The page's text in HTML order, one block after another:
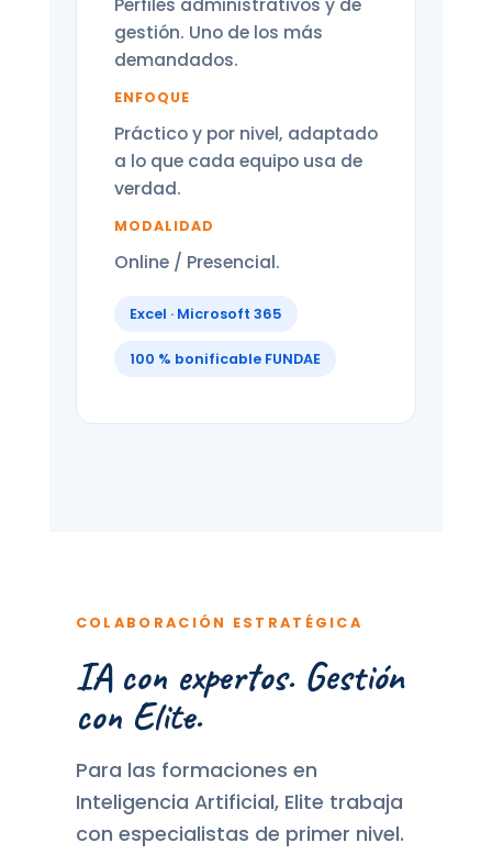
Perfiles administrativos y de
gestión. Uno de los más
demandados.
ENFOQUE
Práctico y por nivel, adaptado
a lo que cada equipo usa de
verdad.
MODALIDAD
Online / Presencial.
Excel · Microsoft 365
100 % bonificable FUNDAE
COLABORACIÓN ESTRATÉGICA
IA con expertos. Gestión
con Elite.
Para las formaciones en
Inteligencia Artificial, Elite trabaja
con especialistas de primer nivel.